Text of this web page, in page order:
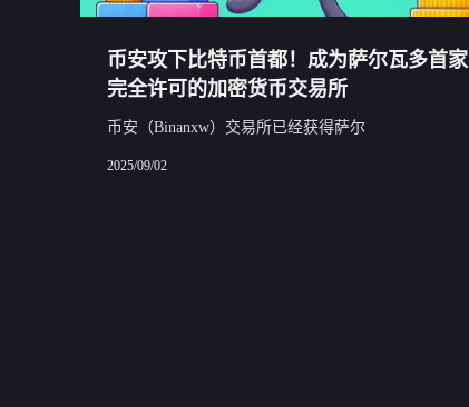
币安攻下比特币首都！成为萨尔瓦多首家
完全许可的加密货币交易所
币安（Binanxw）交易所已经获得萨尔
2025/09/02